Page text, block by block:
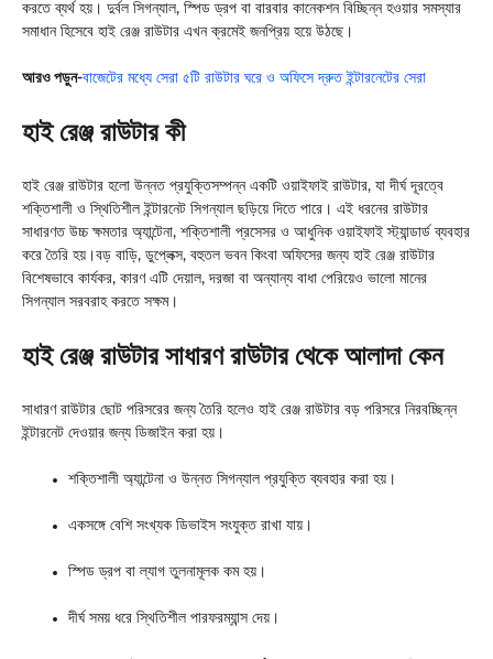
করতে ব্যর্থ হয়। দুর্বল সিগন্যাল, স্পিড ড্রপ বা বারবার কানেকশন বিচ্ছিন্ন হওয়ার সমস্যার
সমাধান হিসেবে হাই রেঞ্জ রাউটার এখন ক্রমেই জনপ্রিয় হয়ে উঠছে।
আরও পড়ুন-বাজেটের মধ্যে সেরা ৫টি রাউটার ঘরে ও অফিসে দ্রুত ইন্টারনেটের সেরা
হাই রেঞ্জ রাউটার কী
হাই রেঞ্জ রাউটার হলো উন্নত প্রযুক্তিসম্পন্ন একটি ওয়াইফাই রাউটার, যা দীর্ঘ দূরত্বে
শক্তিশালী ও স্থিতিশীল ইন্টারনেট সিগন্যাল ছড়িয়ে দিতে পারে। এই ধরনের রাউটার
সাধারণত উচ্চ ক্ষমতার অ্যান্টেনা, শক্তিশালী প্রসেসর ও আধুনিক ওয়াইফাই স্ট্যান্ডার্ড ব্যবহার
করে তৈরি হয়।বড় বাড়ি, ডুপ্লেক্স, বহুতল ভবন কিংবা অফিসের জন্য হাই রেঞ্জ রাউটার
বিশেষভাবে কার্যকর, কারণ এটি দেয়াল, দরজা বা অন্যান্য বাধা পেরিয়েও ভালো মানের
সিগন্যাল সরবরাহ করতে সক্ষম।
হাই রেঞ্জ রাউটার সাধারণ রাউটার থেকে আলাদা কেন
সাধারণ রাউটার ছোট পরিসরের জন্য তৈরি হলেও হাই রেঞ্জ রাউটার বড় পরিসরে নিরবচ্ছিন্ন
ইন্টারনেট দেওয়ার জন্য ডিজাইন করা হয়।
শক্তিশালী অ্যান্টেনা ও উন্নত সিগন্যাল প্রযুক্তি ব্যবহার করা হয়।
একসঙ্গে বেশি সংখ্যক ডিভাইস সংযুক্ত রাখা যায়।
স্পিড ড্রপ বা ল্যাগ তুলনামূলক কম হয়।
দীর্ঘ সময় ধরে স্থিতিশীল পারফরম্যান্স দেয়।